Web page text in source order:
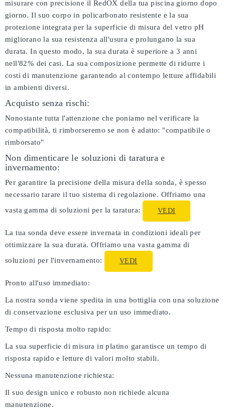
misurare con precisione il RedOX della tua piscina giorno dopo
giorno. Il suo corpo in policarbonato resistente e la sua
protezione integrata per la superficie di misura del vetro pH
migliorano la sua resistenza all'usura e prolungano la sua
durata. In questo modo, la sua durata è superiore a 3 anni
nell'82% dei casi. La sua composizione permette di ridurre i
costi di manutenzione garantendo al contempo letture affidabili
in ambienti diversi.
Acquisto senza rischi:
Nonostante tutta l'attenzione che poniamo nel verificare la
compatibilità, ti rimborseremo se non è adatto: "compatibile o
rimborsato"
Non dimenticare le soluzioni di taratura e
invernamento:
Per garantire la precisione della misura della sonda, è spesso
necessario tarare il tuo sistema di regolazione. Offriamo una
vasta gamma di soluzioni per la taratura:
VEDI
La tua sonda deve essere invernata in condizioni ideali per
ottimizzare la sua durata. Offriamo una vasta gamma di
soluzioni per l'invernamento:
VEDI
Pronto all'uso immediato:
La nostra sonda viene spedita in una bottiglia con una soluzione
di conservazione esclusiva per un uso immediato.
Tempo di risposta molto rapido:
La sua superficie di misura in platino garantisce un tempo di
risposta rapido e letture di valori molto stabili.
Nessuna manutenzione richiesta:
Il suo design unico e robusto non richiede alcuna
manutenzione.